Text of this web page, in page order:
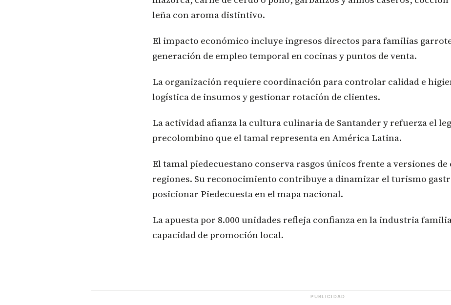
leña con aroma distintivo.
El impacto económico incluye ingresos directos para familias
generación de empleo temporal en cocinas y puntos de venta.
La organización requiere coordinación para controlar calidad e
logística de insumos y gestionar rotación de clientes.
La actividad afianza la cultura culinaria de Santander y refuerza el
precolombino que el tamal representa en América Latina.
El tamal piedecuestano conserva rasgos únicos frente a versiones de
regiones. Su reconocimiento contribuye a dinamizar el turismo
posicionar Piedecuesta en el mapa nacional.
La apuesta por 8.000 unidades refleja confianza en la industria
capacidad de promoción local.
PUBLICIDAD